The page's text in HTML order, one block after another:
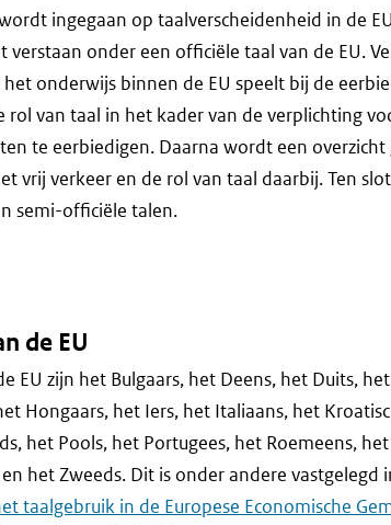
wordt ingegaan op taalverscheidenheid in de
onder een officiële taal van de EU.
onderwijs binnen de EU speelt bij de
rol van taal in het kader van de verplichting
te eerbiedigen. Daarna wordt een overzicht
vrij verkeer en de rol van taal daarbij. Ten
semi-officiële talen.
de EU
EU zijn het Bulgaars, het Deens, het Duits,
Hongaars, het Iers, het Italiaans, het
het Pools, het Portugees, het Roemeens,
en het Zweeds. Dit is onder andere vastgelegd
taalgebruik in de Europese Economische